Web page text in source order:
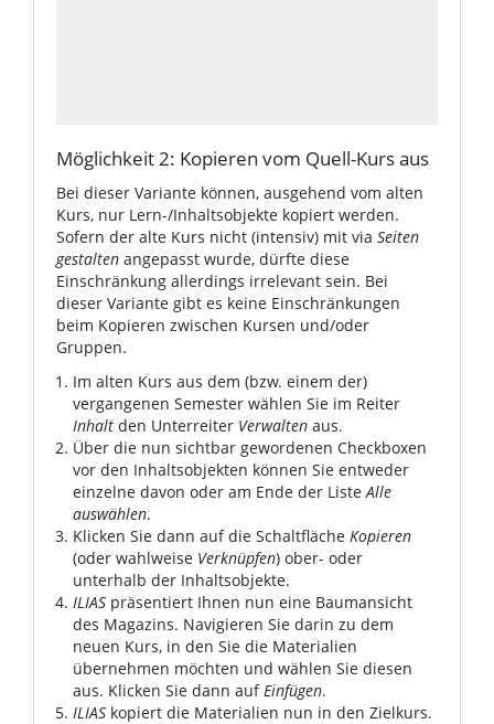
Möglichkeit 2: Kopieren vom Quell-Kurs aus
Bei dieser Variante können, ausgehend vom alten
Kurs, nur Lern-/Inhaltsobjekte kopiert werden.
Sofern der alte Kurs nicht (intensiv) mit via Seiten
gestalten angepasst wurde, dürfte diese
Einschränkung allerdings irrelevant sein. Bei
dieser Variante gibt es keine Einschränkungen
beim Kopieren zwischen Kursen und/oder
Gruppen.
Im alten Kurs aus dem (bzw. einem der)
vergangenen Semester wählen Sie im Reiter
Inhalt den Unterreiter Verwalten aus.
Über die nun sichtbar gewordenen Checkboxen
vor den Inhaltsobjekten können Sie entweder
einzelne davon oder am Ende der ListeAlle
auswählen.
Klicken Sie dann auf die Schaltfläche Kopieren
(oder wahlweise Verknüpfen) ober- oder
unterhalb der Inhaltsobjekte.
ILIAS präsentiert Ihnen nun eine Baumansicht
des Magazins. Navigieren Sie darin zu dem
neuen Kurs, in den Sie die Materialien
übernehmen möchten und wählen Sie diesen
aus. Klicken Sie dann aufEinfügen.
ILIAS kopiert die Materialien nun in den Zielkurs.